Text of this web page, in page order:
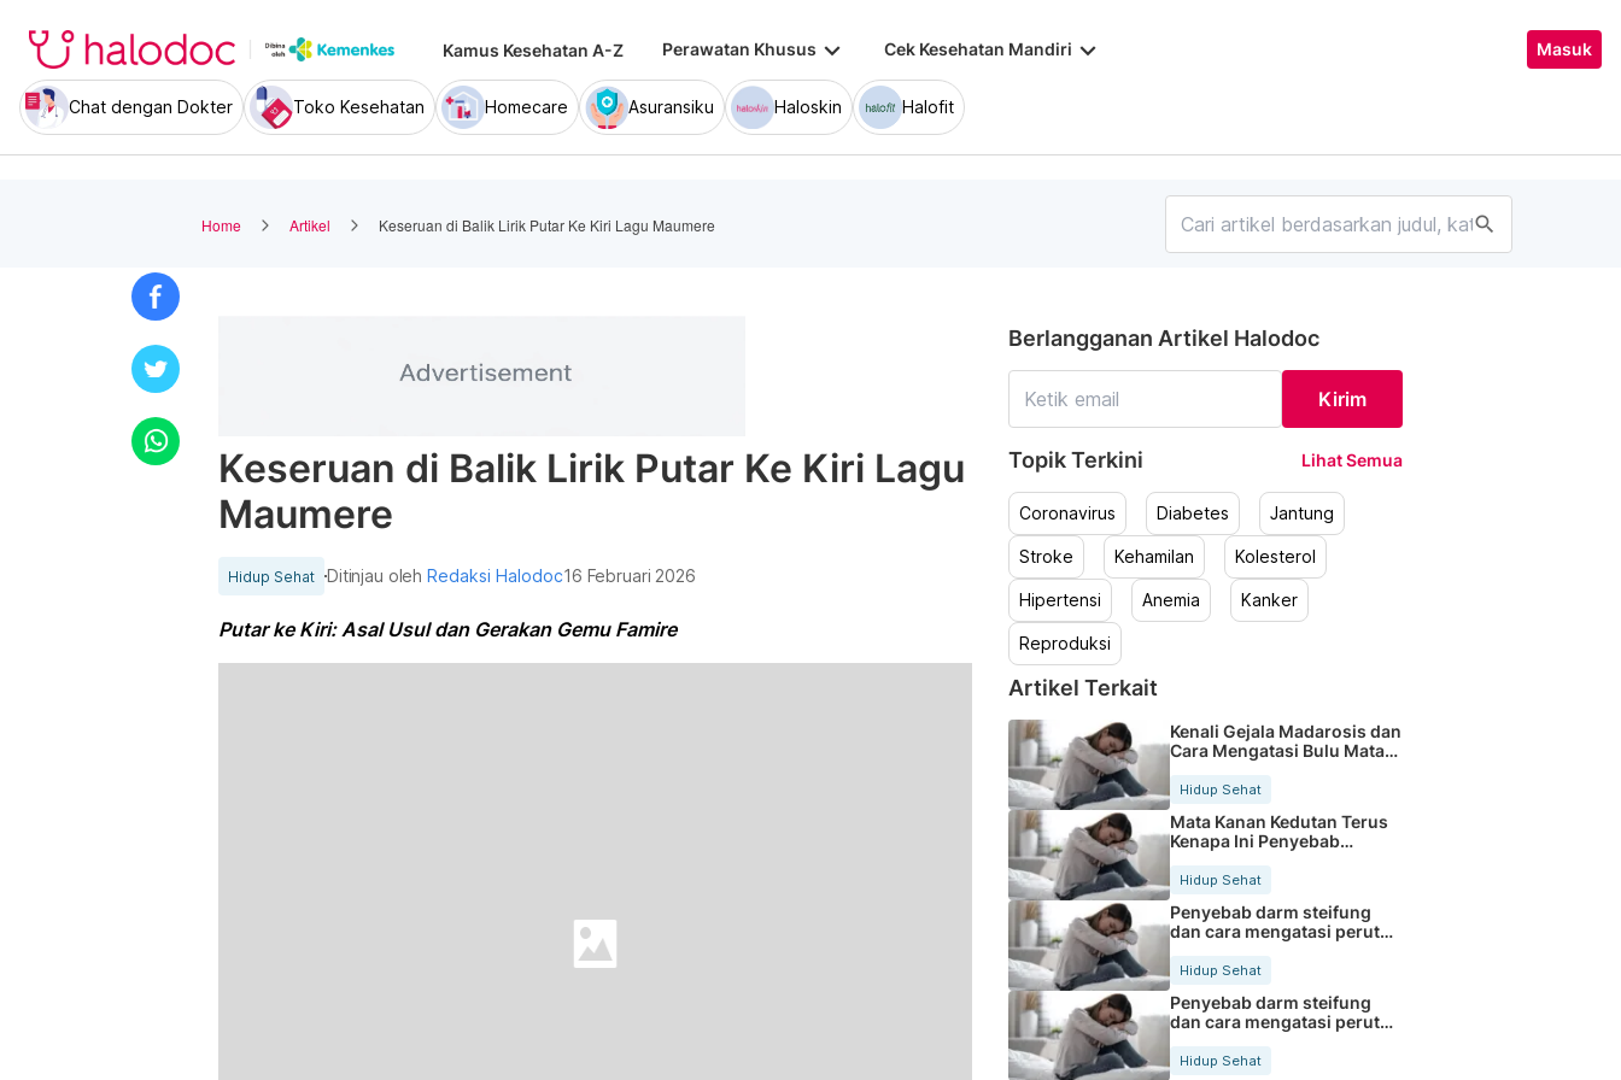
Kamus Kesehatan A-Z Perawatan Khusus keyboard_arrow_down Cek Kesehatan Mandiri keyboard_arrow_down Masuk
Chat dengan Dokter Toko Kesehatan Homecare Asuransiku Haloskin Halofit
Home Artikel Keseruan di Balik Lirik Putar Ke Kiri Lagu Maumere search
Keseruan di Balik Lirik Putar Ke Kiri Lagu
Maumere
Hidup Sehat Ditinjau olehRedaksi Halodoc16 Februari 2026
Putar ke Kiri: Asal Usul dan Gerakan Gemu Famire
Berlangganan Artikel Halodoc
Kirim
Topik Terkini Lihat Semua
Coronavirus Diabetes Jantung
Stroke Kehamilan Kolesterol
Hipertensi Anemia Kanker
Reproduksi
Artikel Terkait
Kenali Gejala Madarosis dan
Cara Mengatasi Bulu Mata
Hidup Sehat
Mata Kanan Kedutan Terus
Kenapa Ini Penyebab
Hidup Sehat
Penyebab darm steifung
dan cara mengatasi perut
Hidup Sehat
Penyebab darm steifung
dan cara mengatasi perut
Hidup Sehat